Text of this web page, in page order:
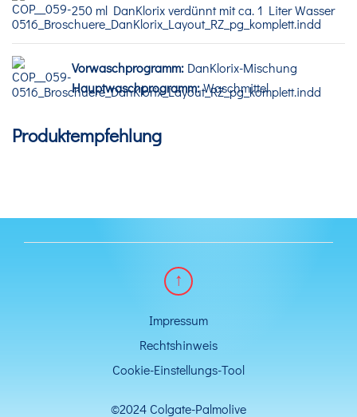
250 ml DanKlorix verdünnt mit ca. 1 Liter Wasser
Vorwaschprogramm: DanKlorix-Mischung
Hauptwaschprogramm:Waschmittel
Produktempfehlung
©2024 Colgate-Palmolive
Impressum
Rechtshinweis
Cookie-Einstellungs-Tool